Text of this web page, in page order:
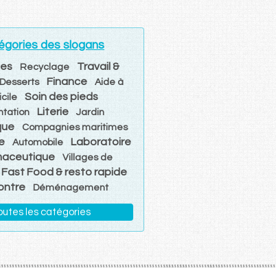
des slogans
Recyclage
Travail &
Desserts Finance
Aide à
Soin des pieds
Literie Jardin
Compagnies maritimes
Automobile
Laboratoire
Villages de
Fast Food & resto rapide
Déménagement
les catégories